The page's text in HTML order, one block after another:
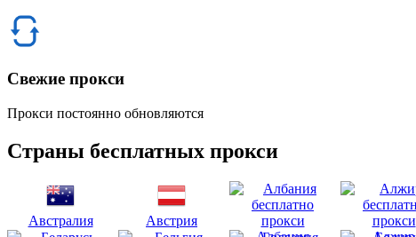
Свежие прокси
Прокси постоянно обновляются
Страны бесплатных прокси
Австралия
Австрия